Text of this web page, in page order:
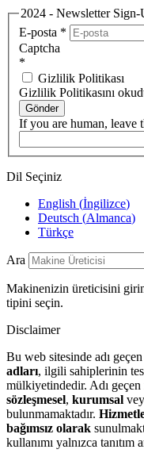
2024 - Newsletter Sign-
E-posta *
Captcha
*
Gizlilik Politikası
Gizlilik Politikasını
Gönder
If you are human, leave
Dil Seçiniz
English (İngilizce)
Deutsch (Almanca)
Türkçe
Ara
Makinenizin üreticisini
tipini seçin.
Disclaimer
Bu web sitesinde adı geçen
adları, ilgili sahiplerinin
mülkiyetindedir. Adı
sözleşmesel, kurumsal
bulunmamaktadır.
bağımsız olarak
kullanımı yalnızca tanıtım